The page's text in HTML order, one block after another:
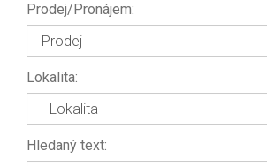
Prodej/Pronájem:
Lokalita:
Hledaný text: